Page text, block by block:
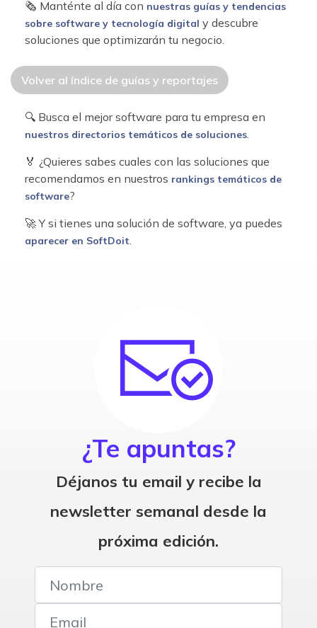
🗞 Manténte al día con nuestras guías y tendencias
sobre software y tecnología digital y descubre
soluciones que optimizarán tu negocio.
Volver al índice de guías y reportajes
🔍 Busca el mejor software para tu empresa en
nuestros directorios temáticos de soluciones.
🏅 ¿Quieres sabes cuales con las soluciones que
recomendamos en nuestros rankings temáticos de
software?
🚀 Y si tienes una solución de software, ya puedes
aparecer en SoftDoit.
¿Te apuntas?
Déjanos tu email y recibe la
newsletter semanal desde la
próxima edición.